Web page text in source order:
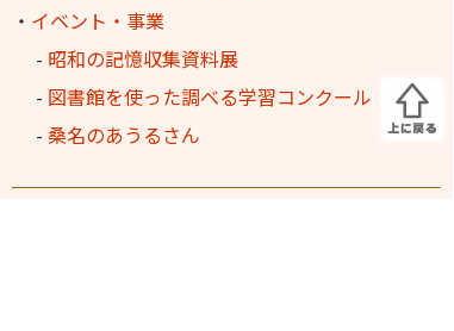
・ イベント・事業
- 昭和の記憶収集資料展
- 図書館を使った調べる学習コンクール
- 桑名のあうるさん